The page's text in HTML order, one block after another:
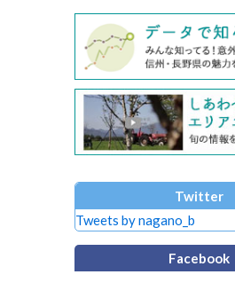
Twitter
Tweets by nagano_b
Facebook